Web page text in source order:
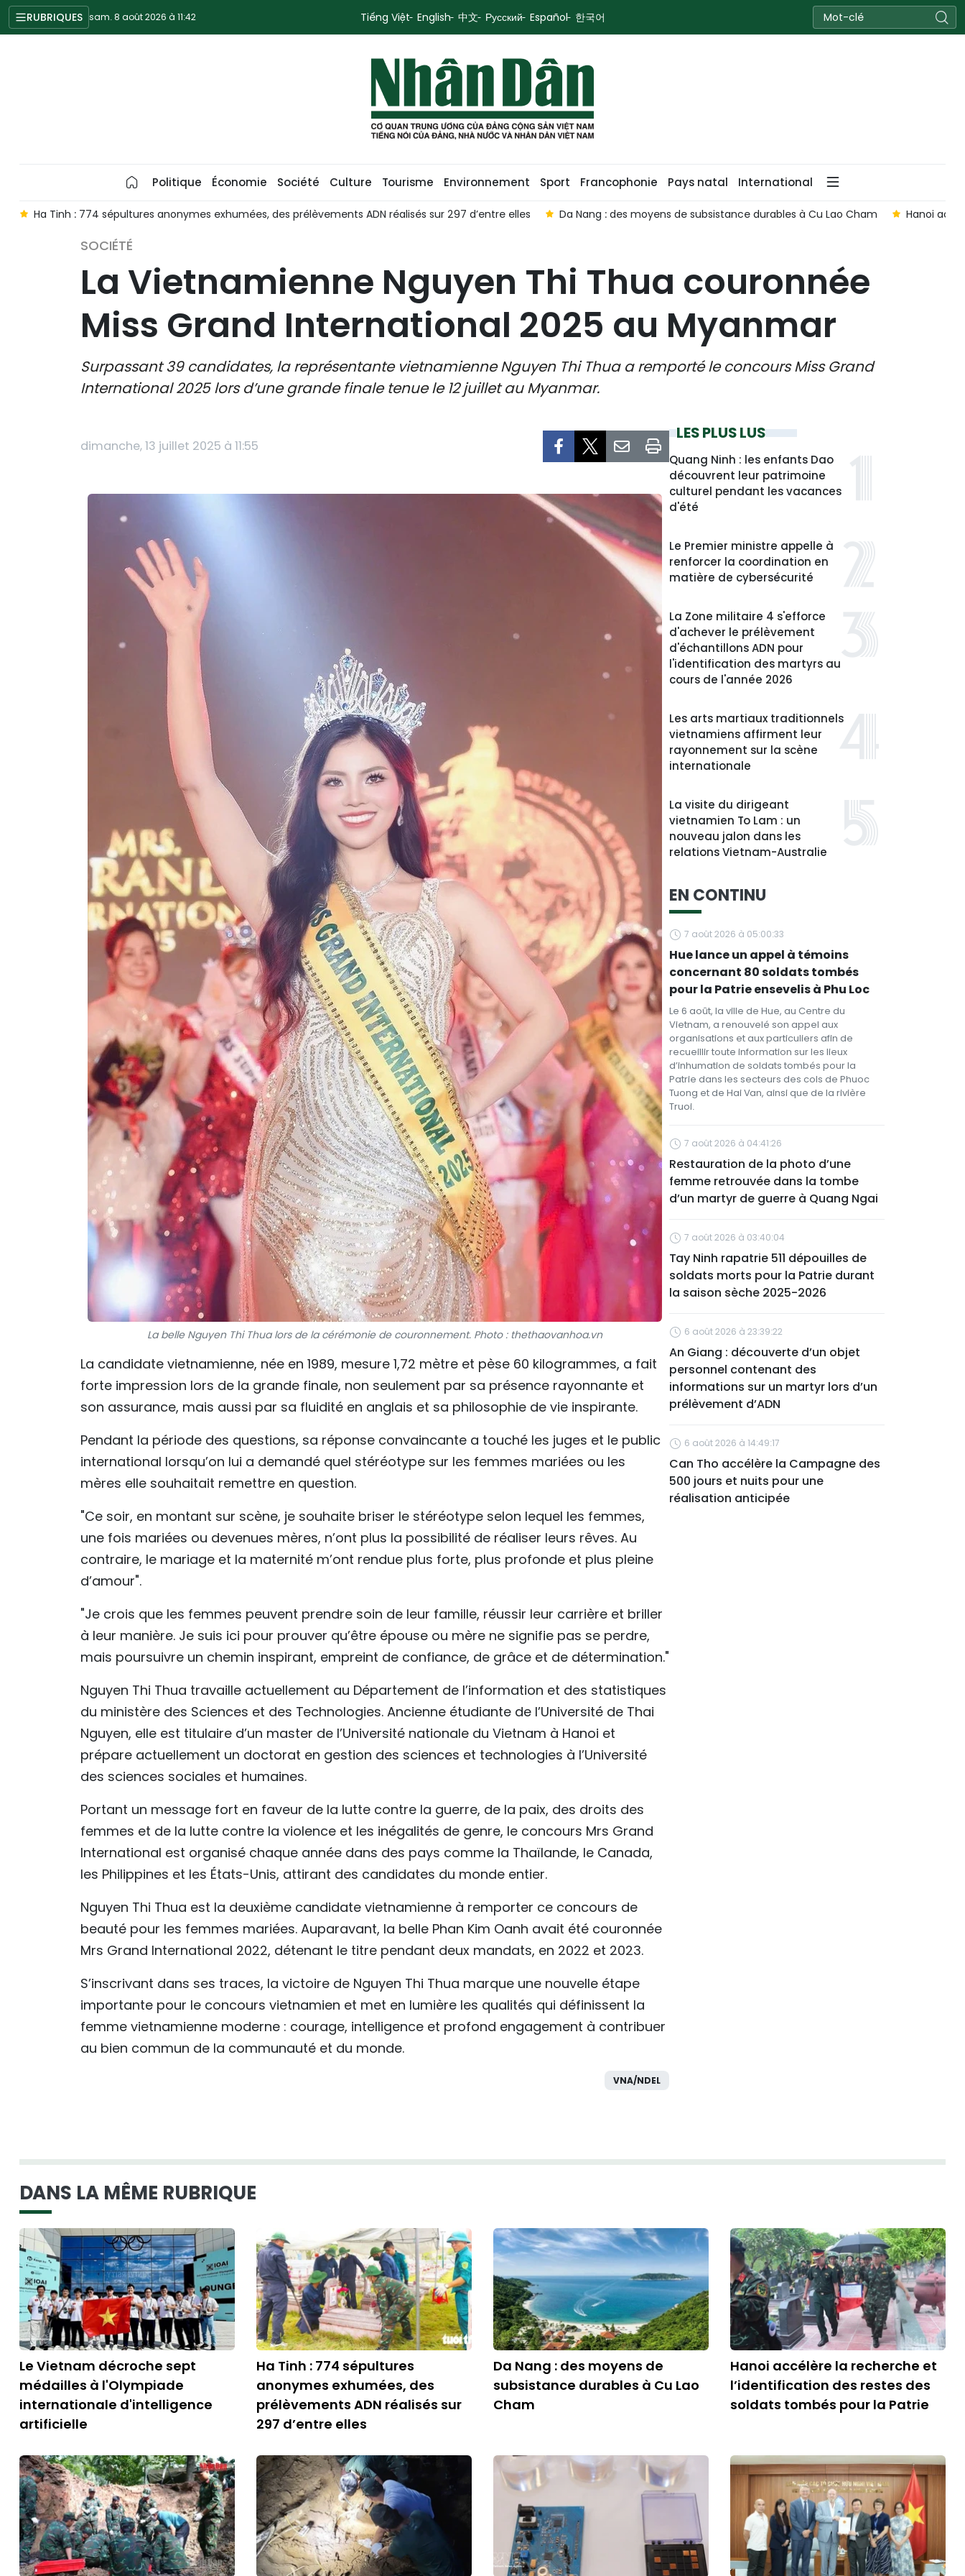
RUBRIQUES sam. 8 août 2026 à 11:42 Tiếng Việt English 中文 Русский Español 한국어
Politique Économie Société Culture Tourisme Environnement Sport Francophonie Pays natal International
exhumées, des prélèvements ADN réalisés sur 297 d’entre elles Da Nang : des moyens de subsistance durables à Cu Lao Cham Hanoi accélère la recherche et l’identification
SOCIÉTÉ
La Vietnamienne Nguyen Thi Thua couronnée
Miss Grand International 2025 au Myanmar
Surpassant 39 candidates, la représentante vietnamienne Nguyen Thi Thua a remporté le concours Miss Grand
International 2025 lors d’une grande finale tenue le 12 juillet au Myanmar.
dimanche, 13 juillet 2025 à 11:55
La belle Nguyen Thi Thua lors de la cérémonie de couronnement. Photo : thethaovanhoa.vn
La candidate vietnamienne, née en 1989, mesure 1,72 mètre et pèse 60 kilogrammes, a fait
forte impression lors de la grande finale, non seulement par sa présence rayonnante et
son assurance, mais aussi par sa fluidité en anglais et sa philosophie de vie inspirante.
Pendant la période des questions, sa réponse convaincante a touché les juges et le public
international lorsqu’on lui a demandé quel stéréotype sur les femmes mariées ou les
mères elle souhaitait remettre en question.
"Ce soir, en montant sur scène, je souhaite briser le stéréotype selon lequel les femmes,
une fois mariées ou devenues mères, n’ont plus la possibilité de réaliser leurs rêves. Au
contraire, le mariage et la maternité m’ont rendue plus forte, plus profonde et plus pleine
d’amour".
"Je crois que les femmes peuvent prendre soin de leur famille, réussir leur carrière et briller
à leur manière. Je suis ici pour prouver qu’être épouse ou mère ne signifie pas se perdre,
mais poursuivre un chemin inspirant, empreint de confiance, de grâce et de détermination."
Nguyen Thi Thua travaille actuellement au Département de l’information et des statistiques
du ministère des Sciences et des Technologies. Ancienne étudiante de l’Université de Thai
Nguyen, elle est titulaire d’un master de l’Université nationale du Vietnam à Hanoi et
prépare actuellement un doctorat en gestion des sciences et technologies à l’Université
des sciences sociales et humaines.
Portant un message fort en faveur de la lutte contre la guerre, de la paix, des droits des
femmes et de la lutte contre la violence et les inégalités de genre, le concours Mrs Grand
International est organisé chaque année dans des pays comme la Thaïlande, le Canada,
les Philippines et les États-Unis, attirant des candidates du monde entier.
Nguyen Thi Thua est la deuxième candidate vietnamienne à remporter ce concours de
beauté pour les femmes mariées. Auparavant, la belle Phan Kim Oanh avait été couronnée
Mrs Grand International 2022, détenant le titre pendant deux mandats, en 2022 et 2023.
S’inscrivant dans ses traces, la victoire de Nguyen Thi Thua marque une nouvelle étape
importante pour le concours vietnamien et met en lumière les qualités qui définissent la
femme vietnamienne moderne : courage, intelligence et profond engagement à contribuer
au bien commun de la communauté et du monde.
VNA/NDEL
LES PLUS LUS
Quang Ninh : les enfants Dao
découvrent leur patrimoine
culturel pendant les vacances
d'été
Le Premier ministre appelle à
renforcer la coordination en
matière de cybersécurité
La Zone militaire 4 s'efforce
d'achever le prélèvement
d'échantillons ADN pour
l'identification des martyrs au
cours de l'année 2026
Les arts martiaux traditionnels
vietnamiens affirment leur
rayonnement sur la scène
internationale
La visite du dirigeant
vietnamien To Lam : un
nouveau jalon dans les
relations Vietnam-Australie
EN CONTINU
7 août 2026 à 05:00:33
Hue lance un appel à témoins
concernant 80 soldats tombés
pour la Patrie ensevelis à Phu Loc
Le 6 août, la ville de Hue, au Centre du
Vietnam, a renouvelé son appel aux
organisations et aux particuliers afin de
recueillir toute information sur les lieux
d’inhumation de soldats tombés pour la
Patrie dans les secteurs des cols de Phuoc
Tuong et de Hai Van, ainsi que de la rivière
Truoi.
7 août 2026 à 04:41:26
Restauration de la photo d’une
femme retrouvée dans la tombe
d’un martyr de guerre à Quang Ngai
7 août 2026 à 03:40:04
Tay Ninh rapatrie 511 dépouilles de
soldats morts pour la Patrie durant
la saison sèche 2025-2026
6 août 2026 à 23:39:22
An Giang : découverte d’un objet
personnel contenant des
informations sur un martyr lors d’un
prélèvement d’ADN
6 août 2026 à 14:49:17
Can Tho accélère la Campagne des
500 jours et nuits pour une
réalisation anticipée
DANS LA MÊME RUBRIQUE
Le Vietnam décroche sept
médailles à l'Olympiade
internationale d'intelligence
artificielle
Ha Tinh : 774 sépultures
anonymes exhumées, des
prélèvements ADN réalisés sur
297 d’entre elles
Da Nang : des moyens de
subsistance durables à Cu Lao
Cham
Hanoi accélère la recherche et
l’identification des restes des
soldats tombés pour la Patrie